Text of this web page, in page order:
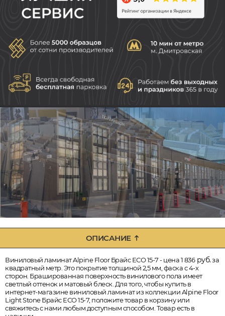
ОПИСАНИЕ
Виниловый ламинат Alpine Floor Брайс ЕСО 15-7 - цена 1 836руб.за
квадратный метр. Это покрытие толщиной 2,5 мм, фаска с 4-х
сторон. Брашированная поверхность винилового пола имеет
светлый оттенок и матовый блеск. Для того, чтобы купить в
интернет-магазине виниловый ламинат из коллекции Alpine Floor
Light Stone Брайс ЕСО 15-7, положите товар в корзину или
свяжитесь с нами любым доступным способом. Товар есть в